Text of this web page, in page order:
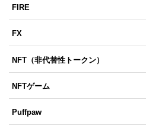
FIRE
FX
NFT（非代替性トークン）
NFTゲーム
Puffpaw